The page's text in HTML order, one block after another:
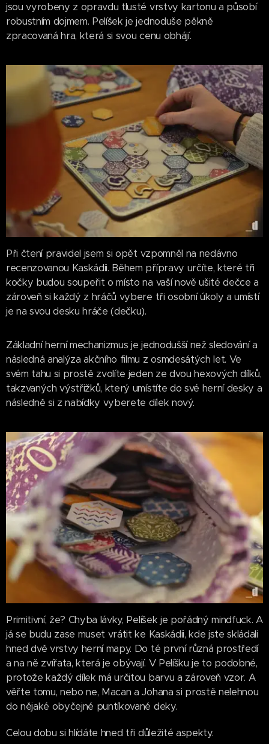
jsou vyrobeny z opravdu tlusté vrstvy kartonu a působí
robustním dojmem. Pelíšek je jednoduše pěkně
zpracovaná hra, která si svou cenu obhájí.
Při čtení pravidel jsem si opět vzpomněl na nedávno
recenzovanou Kaskádii. Během přípravy určíte, které tři
kočky budou soupeřit o místo na vaší nově ušité dečce a
zároveň si každý z hráčů vybere tři osobní úkoly a umístí
je na svou desku hráče (dečku).
Základní herní mechanizmus je jednodušší než sledování a
následná analýza akčního filmu z osmdesátých let. Ve
svém tahu si prostě zvolíte jeden ze dvou hexových dílků,
takzvaných výstřižků, který umístíte do své herní desky a
následně si z nabídky vyberete dílek nový.
Primitivní, že? Chyba lávky, Pelíšek je pořádný mindfuck. A
já se budu zase muset vrátit ke Kaskádii, kde jste skládali
hned dvě vrstvy herní mapy. Do té první různá prostředí
a na ně zvířata, která je obývají. V Pelíšku je to podobné,
protože každý dílek má určitou barvu a zároveň vzor. A
věřte tomu, nebo ne, Macan a Johana si prostě nelehnou
do nějaké obyčejné puntíkované deky.
Celou dobu si hlídáte hned tři důležité aspekty.